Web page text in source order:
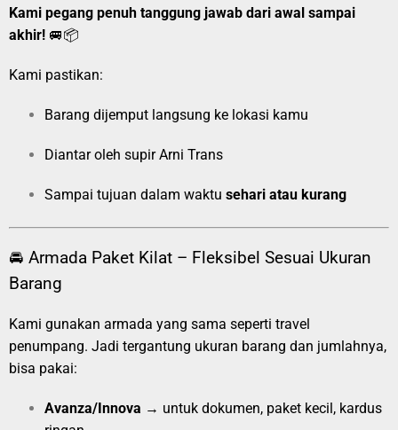
Kami pegang penuh tanggung jawab dari awal sampai
akhir! 🚐📦
Kami pastikan:
Barang dijemput langsung ke lokasi kamu
Diantar oleh supir Arni Trans
Sampai tujuan dalam waktu sehari atau kurang
🚘 Armada Paket Kilat – Fleksibel Sesuai Ukuran
Barang
Kami gunakan armada yang sama seperti travel
penumpang. Jadi tergantung ukuran barang dan jumlahnya,
bisa pakai:
Avanza/Innova → untuk dokumen, paket kecil, kardus